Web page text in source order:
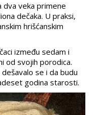
veka primene
dečaka. U praksi,
hrišćanskim
između sedam i
od svojih porodica.
se i da budu
godina starosti.